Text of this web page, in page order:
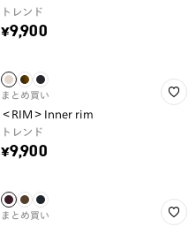
トレンド
¥9,900
まとめ買い
＜RIM＞Inner rim
トレンド
¥9,900
まとめ買い